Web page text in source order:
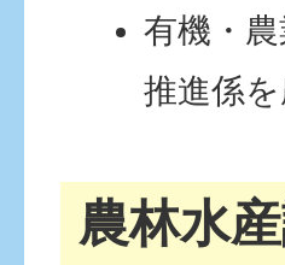
有機・
推進係
農林水